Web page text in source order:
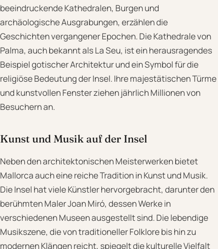
beeindruckende Kathedralen, Burgen und
archäologische Ausgrabungen, erzählen die
Geschichten vergangener Epochen. Die Kathedrale von
Palma, auch bekannt als La Seu, ist ein herausragendes
Beispiel gotischer Architektur und ein Symbol für die
religiöse Bedeutung der Insel. Ihre majestätischen Türme
und kunstvollen Fenster ziehen jährlich Millionen von
Besuchern an.
Kunst und Musik auf der Insel
Neben den architektonischen Meisterwerken bietet
Mallorca auch eine reiche Tradition in Kunst und Musik.
Die Insel hat viele Künstler hervorgebracht, darunter den
berühmten Maler Joan Miró, dessen Werke in
verschiedenen Museen ausgestellt sind. Die lebendige
Musikszene, die von traditioneller Folklore bis hin zu
modernen Klängen reicht, spiegelt die kulturelle Vielfalt